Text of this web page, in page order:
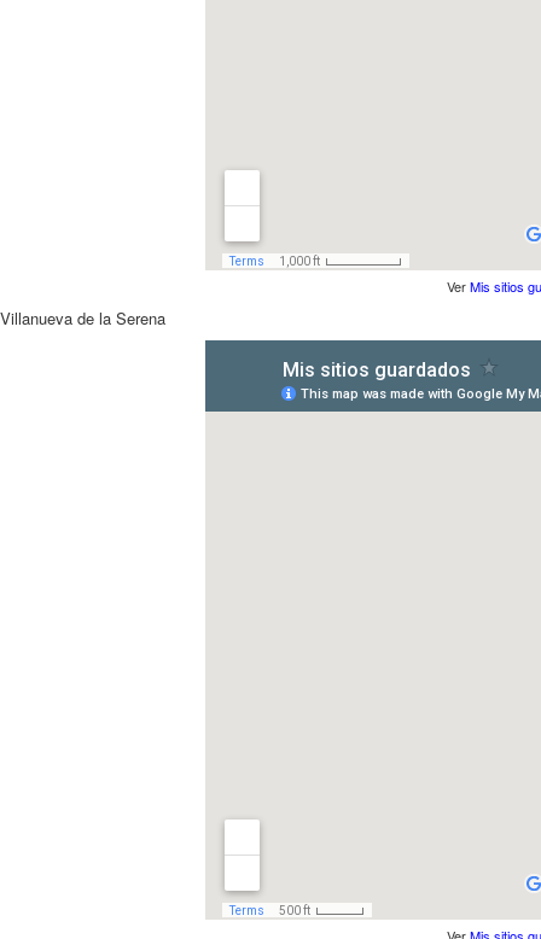
VerMis sitios
Villanueva de la Serena